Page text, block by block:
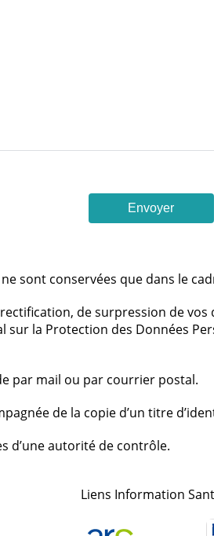
Envoyer
sont conservées que dans le
de surpression de
la Protection des Données
par mail ou par courrier postal.
de la copie d’un titre
d’une autorité de contrôle.
Liens Information